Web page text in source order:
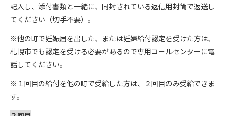
記入し、添付書類と一緒に、同封されている返信用封筒で返送し
てください（切手不要）。
※他の町で妊娠届を出した、または妊婦給付認定を受けた方は、
札幌市でも認定を受ける必要があるので専用コールセンターに電
話してください。
※１回目の給付を他の町で受給した方は、２回目のみ受給できま
す。